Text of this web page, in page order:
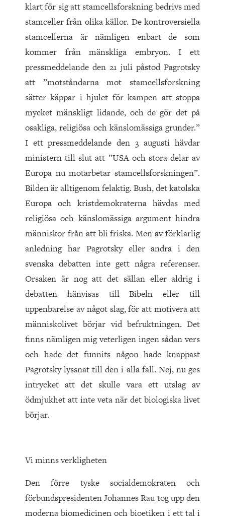
klart för sig att stamcellsforskning bedrivs med
stamceller från olika källor. De kontroversiella
stamcellerna är nämligen enbart de som
kommer från mänskliga embryon. I ett
pressmeddelande den 21 juli påstod Pagrotsky
att ”motståndarna mot stamcellsforskning
sätter käppar i hjulet för kampen att stoppa
mycket mänskligt lidande, och de gör det på
osakliga, religiösa och känslomässiga grunder.”
I ett pressmeddelande den 3 augusti hävdar
ministern till slut att ”USA och stora delar av
Europa nu motarbetar stamcellsforskningen”.
Bilden är alltigenom felaktig. Bush, det katolska
Europa och kristdemokraterna hävdas med
religiösa och känslomässiga argument hindra
människor från att bli friska. Men av förklarlig
anledning har Pagrotsky eller andra i den
svenska debatten inte gett några referenser.
Orsaken är nog att det sällan eller aldrig i
debatten hänvisas till Bibeln eller till
uppenbarelse av något slag, för att motivera att
människolivet börjar vid befruktningen. Det
finns nämligen mig veterligen ingen sådan vers
och hade det funnits någon hade knappast
Pagrotsky lyssnat till den i alla fall. Nej, nu ges
intrycket att det skulle vara ett utslag av
ödmjukhet att inte veta när det biologiska livet
börjar.
Vi minns verkligheten
Den förre tyske socialdemokraten och
förbundspresidenten Johannes Rau tog upp den
moderna biomedicinen och bioetiken i ett tal i